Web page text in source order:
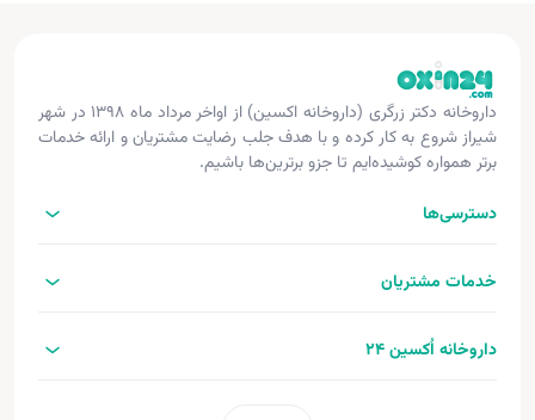
داروخانه دکتر زرگری (داروخانه اکسین) از اواخر مرداد ماه ۱۳۹۸ در شهر
شیراز شروع به کار کرده و با هدف جلب رضایت مشتریان و ارائه خدمات
برتر همواره کوشیده‌ایم تا جزو برترین‌ها باشیم.
دسترسی‌ها
خدمات مشتریان
داروخانه اُکسین 24